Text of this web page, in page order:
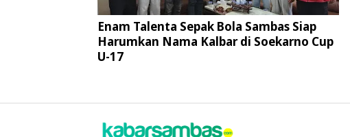
Enam Talenta Sepak Bola Sambas Siap
Harumkan Nama Kalbar di Soekarno Cup
U-17